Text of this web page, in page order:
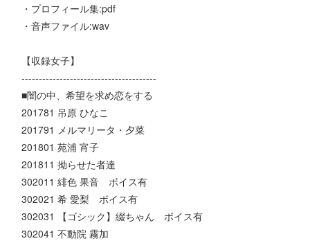
・プロフィール集:pdf
・音声ファイル:wav
【収録女子】
---------------------------------------
■闇の中、希望を求め恋をする
201781 吊原 ひなこ
201791 メルマリータ・夕菜
201801 苑浦 宵子
201811 拗らせた者達
302011 緋色 果音 ボイス有
302021 希 愛梨 ボイス有
302031 【ゴシック】綴ちゃん ボイス有
302041 不動院 霧加